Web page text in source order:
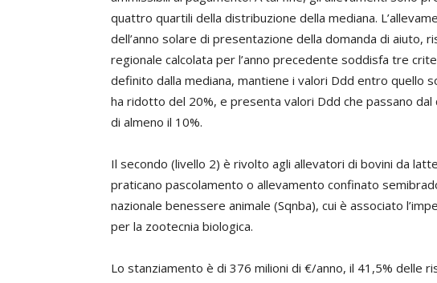
quattro quartili della distribuzione della mediana.
dell’anno solare di presentazione della domanda di aiuto,
regionale calcolata per l’anno precedente soddisfa tre
definito dalla mediana, mantiene i valori Ddd entro quello
ha ridotto del 20%, e presenta valori Ddd che passano
di almeno il 10%.
Il secondo (livello 2) è rivolto agli allevatori di bovini da
praticano pascolamento o allevamento confinato
nazionale benessere animale (Sqnba), cui è associato
per la zootecnia biologica.
Lo stanziamento è di 376 milioni di €/anno, il 41,5% delle